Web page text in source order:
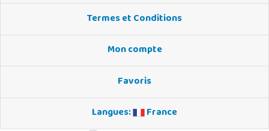
Termes et Conditions
Mon compte
Favoris
Langues:
France